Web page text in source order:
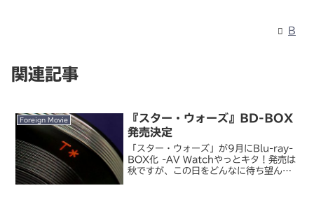
B
関連記事
Foreign Movie
『スター・ウォーズ』BD-BOX
発売決定
「スター・ウォーズ」が9月にBlu-ray-
BOX化 -AV Watchやっとキタ！発売は
秋ですが、この日をどんなに待ち望んだ